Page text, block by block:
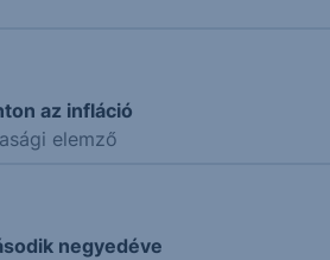
az infláció
elemző
negyedéve